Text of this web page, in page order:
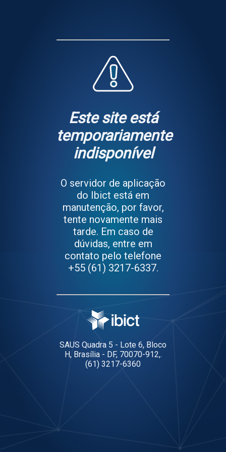
Este site está
temporariamente
indisponível
O servidor de aplicação
do Ibict está em
manutenção, por favor,
tente novamente mais
tarde. Em caso de
dúvidas, entre em
contato pelo telefone
+55 (61) 3217-6337.
SAUS Quadra 5 - Lote 6, Bloco
H, Brasília - DF, 70070-912,.
(61) 3217-6360